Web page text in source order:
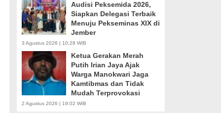
Audisi Peksemida 2026,
Siapkan Delegasi Terbaik
Menuju Pekseminas XIX di
Jember
3 Agustus 2026 | 10:28 WIB
Ketua Gerakan Merah
Putih Irian Jaya Ajak
Warga Manokwari Jaga
Kamtibmas dan Tidak
Mudah Terprovokasi
2 Agustus 2026 | 19:02 WIB